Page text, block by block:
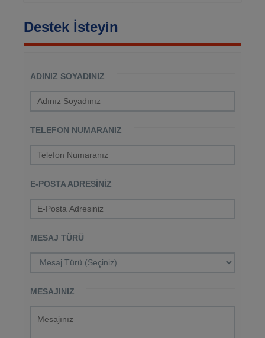
Destek İsteyin
ADINIZ SOYADINIZ
TELEFON NUMARANIZ
E-POSTA ADRESINIZ
MESAJ TÜRÜ
MESAJINIZ